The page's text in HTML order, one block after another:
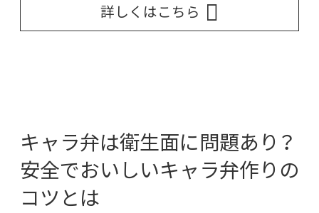
詳しくはこちら
キャラ弁は衛生面に問題あり？
安全でおいしいキャラ弁作りの
コツとは